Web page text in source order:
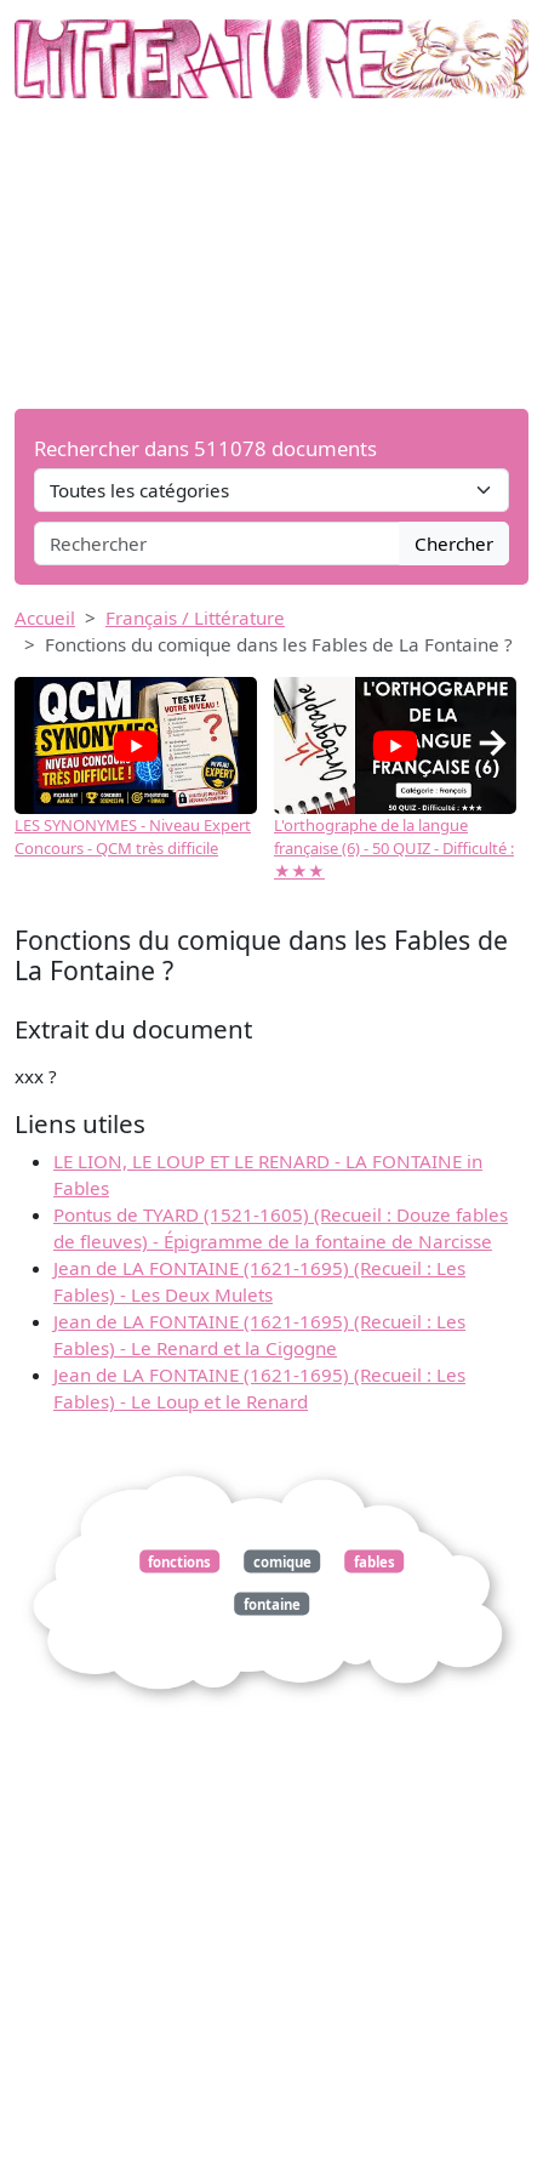
Rechercher dans 511078 documents
Chercher
Accueil
Français / Littérature
Fonctions du comique dans les Fables de La Fontaine ?
LES SYNONYMES - Niveau Expert
Concours - QCM très difficile
L'orthographe de la langue
française (6) - 50 QUIZ - Difficulté :
★★★
→
Fonctions du comique dans les Fables de
La Fontaine ?
Extrait du document
xxx ?
Liens utiles
LE LION, LE LOUP ET LE RENARD - LA FONTAINE in
Fables
Pontus de TYARD (1521-1605) (Recueil : Douze fables
de fleuves) - Épigramme de la fontaine de Narcisse
Jean de LA FONTAINE (1621-1695) (Recueil : Les
Fables) - Les Deux Mulets
Jean de LA FONTAINE (1621-1695) (Recueil : Les
Fables) - Le Renard et la Cigogne
Jean de LA FONTAINE (1621-1695) (Recueil : Les
Fables) - Le Loup et le Renard
fonctions comique fables
fontaine